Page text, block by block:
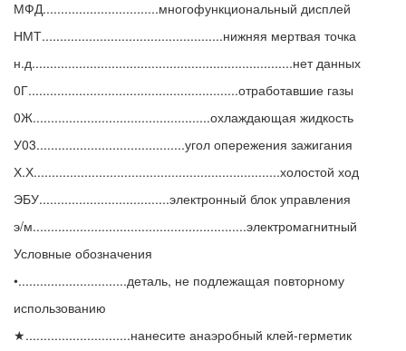
МФД................................многофункциональный дисплей
НМТ..................................................нижняя мертвая точка
н.д........................................................................нет данных
0Г..........................................................отработавшие газы
0Ж.................................................охлаждающая жидкость
У03.........................................угол опережения зажигания
Х.Х....................................................................холостой ход
ЭБУ....................................электронный блок управления
э/м...........................................................электромагнитный
Условные обозначения
•..............................деталь, не подлежащая повторному
использованию
★.............................нанесите анаэробный клей-герметик